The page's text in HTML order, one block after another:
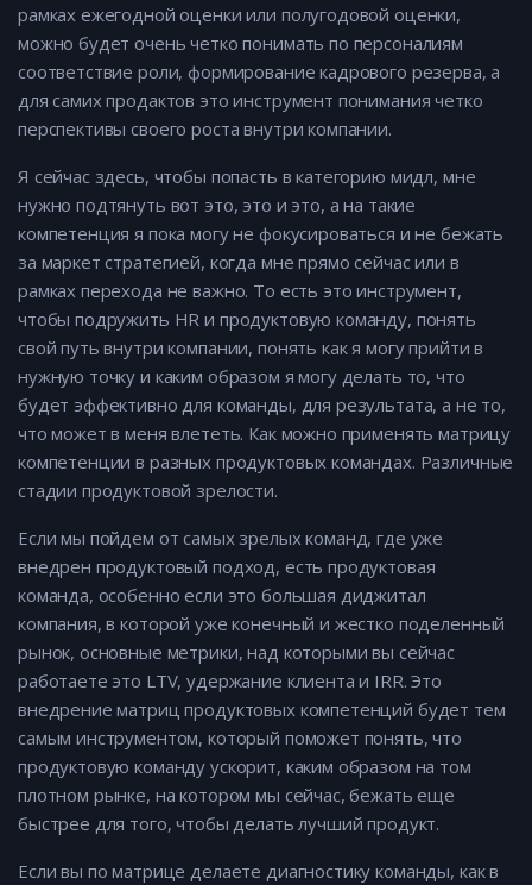
рамках ежегодной оценки или полугодовой оценки,
можно будет очень четко понимать по персоналиям
соответствие роли, формирование кадрового резерва, а
для самих продактов это инструмент понимания четко
перспективы своего роста внутри компании.
Я сейчас здесь, чтобы попасть в категорию мидл, мне
нужно подтянуть вот это, это и это, а на такие
компетенция я пока могу не фокусироваться и не бежать
за маркет стратегией, когда мне прямо сейчас или в
рамках перехода не важно. То есть это инструмент,
чтобы подружить HR и продуктовую команду, понять
свой путь внутри компании, понять как я могу прийти в
нужную точку и каким образом я могу делать то, что
будет эффективно для команды, для результата, а не то,
что может в меня влететь. Как можно применять матрицу
компетенции в разных продуктовых командах. Различные
стадии продуктовой зрелости.
Если мы пойдем от самых зрелых команд, где уже
внедрен продуктовый подход, есть продуктовая
команда, особенно если это большая диджитал
компания, в которой уже конечный и жестко поделенный
рынок, основные метрики, над которыми вы сейчас
работаете это LTV, удержание клиента и IRR. Это
внедрение матриц продуктовых компетенций будет тем
самым инструментом, который поможет понять, что
продуктовую команду ускорит, каким образом на том
плотном рынке, на котором мы сейчас, бежать еще
быстрее для того, чтобы делать лучший продукт.
Если вы по матрице делаете диагностику команды, как в